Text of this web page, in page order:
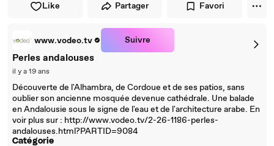
Like Partager Favori
www.vodeo.tv Suivre
Perles andalouses
il y a 19 ans
Découverte de l'Alhambra, de Cordoue et de ses patios, sans
oublier son ancienne mosquée devenue cathédrale. Une balade
en Andalousie sous le signe de l'eau et de l'architecture arabe. En
voir plus sur : http://www.vodeo.tv/2-26-1186-perles-
andalouses.html?PARTID=9084
Catégorie